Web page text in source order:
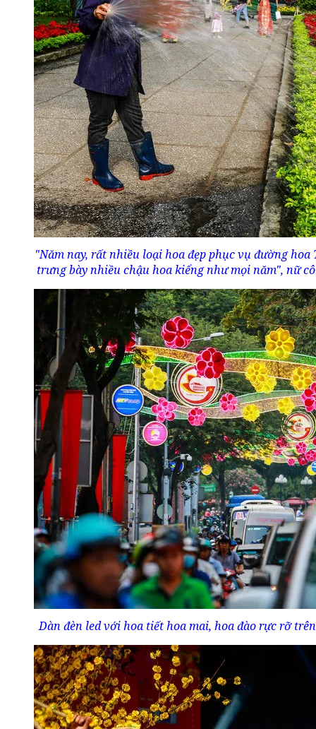
"Năm nay, rất nhiều loại hoa đẹp phục vụ đường
trưng bày nhiều chậu hoa kiểng như mọi năm", nữ
Dàn đèn led với hoa tiết hoa mai, hoa đào rực rỡ